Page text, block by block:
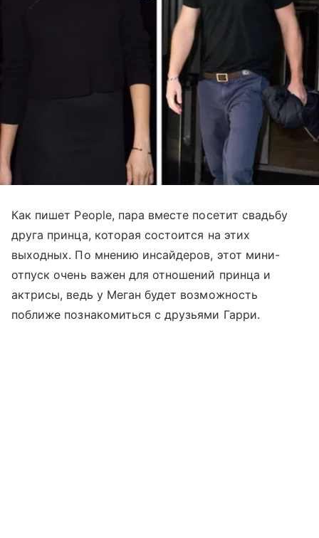
Как пишет People, пара вместе посетит свадьбу
друга принца, которая состоится на этих
выходных. По мнению инсайдеров, этот мини-
отпуск очень важен для отношений принца и
актрисы, ведь у Меган будет возможность
поближе познакомиться с друзьями Гарри.